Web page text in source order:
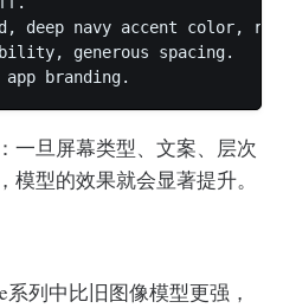
deep navy accent color,
generous spacing.
一旦屏幕类型、文案、层次
型的效果就会显著提升。
列中比旧图像模型更强，